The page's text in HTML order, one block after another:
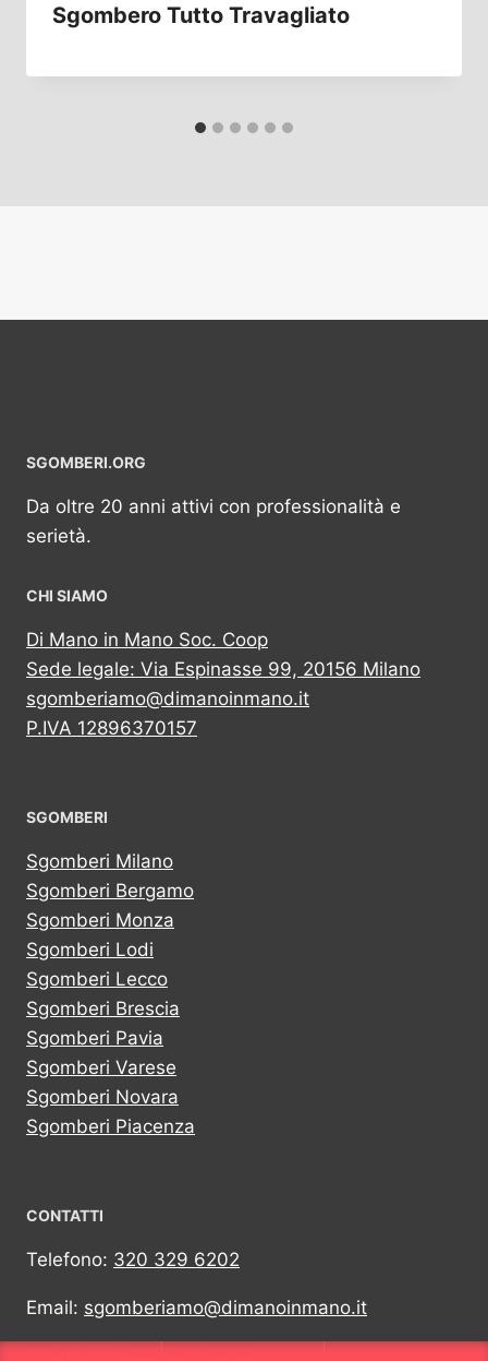
Sgombero Tutto Travagliato
SGOMBERI.ORG
Da oltre 20 anni attivi con professionalità e
serietà.
CHI SIAMO
Di Mano in Mano Soc. Coop
Sede legale: Via Espinasse 99, 20156 Milano
sgomberiamo@dimanoinmano.it
P.IVA 12896370157
SGOMBERI
Sgomberi Milano
Sgomberi Bergamo
Sgomberi Monza
Sgomberi Lodi
Sgomberi Lecco
Sgomberi Brescia
Sgomberi Pavia
Sgomberi Varese
Sgomberi Novara
Sgomberi Piacenza
CONTATTI
Telefono: 320 329 6202
Email: sgomberiamo@dimanoinmano.it